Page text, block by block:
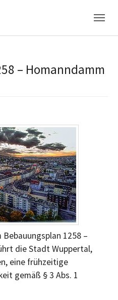
– Homanndamm
1258 –
die Stadt Wuppertal,
eine frühzeitige
gemäß § 3 Abs. 1